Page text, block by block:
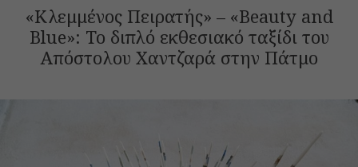
«Κλεμμένος Πειρατής» – «Beauty and
Blue»: Το διπλό εκθεσιακό ταξίδι του
Απόστολου Χαντζαρά στην Πάτμο